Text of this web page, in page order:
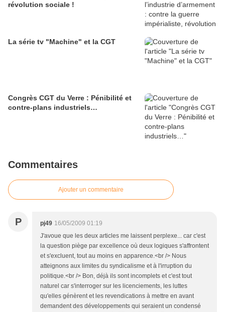
révolution sociale !
La série tv "Machine" et la CGT
Congrès CGT du Verre : Pénibilité et
contre-plans industriels…
Commentaires
Ajouter un commentaire
P pj49 16/05/2009 01:19
J'avoue que les deux articles me laissent perplexe... car c'est
la question piège par excellence où deux logiques s'affrontent
et s'excluent, tout au moins en apparence.<br /> Nous
atteignons aux limites du syndicalisme et à l'irruption du
politique.<br /> Bon, déjà ils sont incomplets et c'est tout
naturel car s'interroger sur les licenciements, les luttes
qu'elles génèrent et les revendications à mettre en avant
demandent des développements qui seraient un condensé